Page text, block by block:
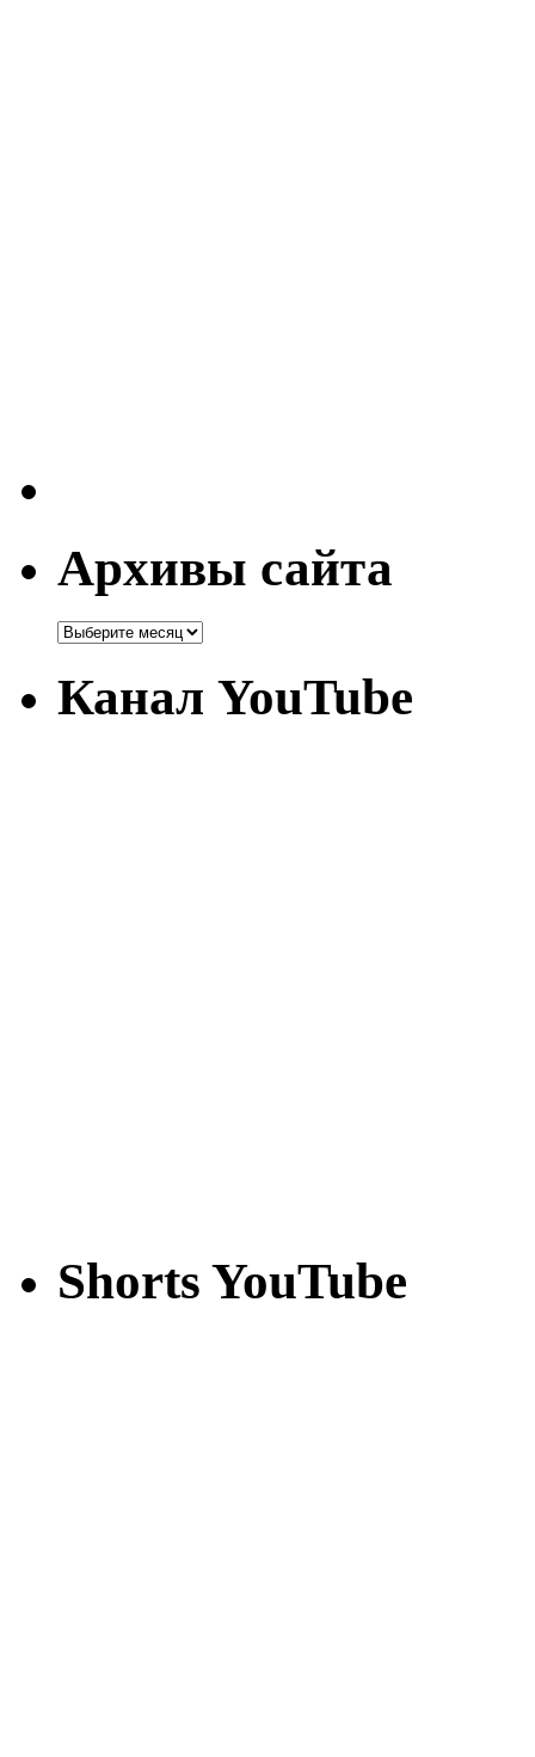
Архивы сайта
Канал YouTube
Shorts YouTube